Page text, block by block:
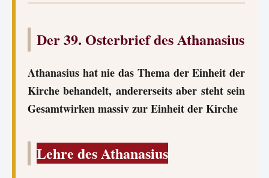
Der 39. Osterbrief des Athanasius
Athanasius hat nie das Thema der Einheit der
Kirche behandelt, andererseits aber steht sein
Gesamtwirken massiv zur Einheit der Kirche
Lehre des Athanasius